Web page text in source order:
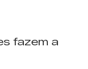
fazem a